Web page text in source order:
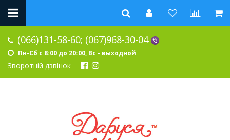
(066)131-58-60; (067)968-30-04
Пн-Сб с 8:00 до 20:00, Вс - выходной
Зворотній дзвінок